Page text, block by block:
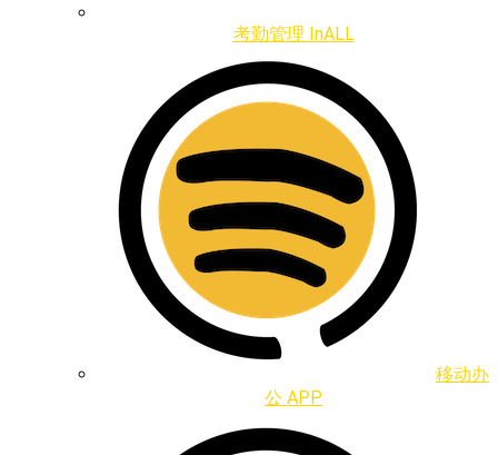
考勤管理 InALL
移动办
公 APP